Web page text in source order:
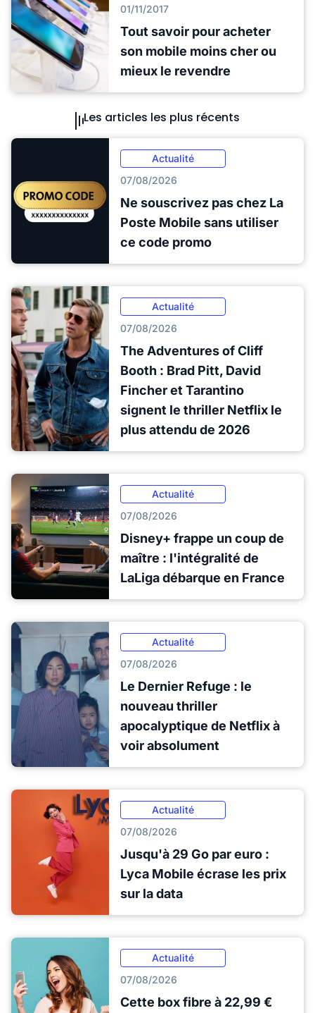
01/11/2017
Tout savoir pour acheter
son mobile moins cher ou
mieux le revendre
Les articles les plus récents
Actualité
07/08/2026
Ne souscrivez pas chez La
Poste Mobile sans utiliser
ce code promo
Actualité
07/08/2026
The Adventures of Cliff
Booth : Brad Pitt, David
Fincher et Tarantino
signent le thriller Netflix le
plus attendu de 2026
Actualité
07/08/2026
Disney+ frappe un coup de
maître : l'intégralité de
LaLiga débarque en France
Actualité
07/08/2026
Le Dernier Refuge : le
nouveau thriller
apocalyptique de Netflix à
voir absolument
Actualité
07/08/2026
Jusqu'à 29 Go par euro :
Lyca Mobile écrase les prix
sur la data
Actualité
07/08/2026
Cette box fibre à 22,99 €